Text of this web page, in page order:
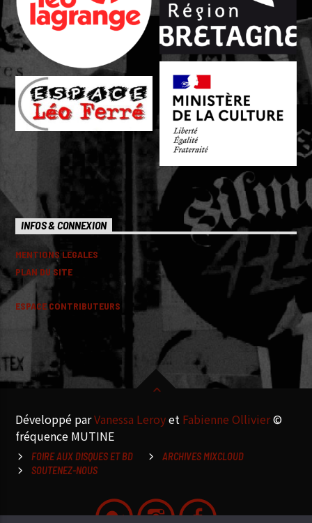
INFOS & CONNEXION
MENTIONS LEGALES
PLAN DU SITE
ESPACE CONTRIBUTEURS
Développé parVanessa Leroyet Fabienne Ollivier©
fréquence MUTINE
FOIRE AUX DISQUES ET BD
ARCHIVES MIXCLOUD
SOUTENEZ-NOUS